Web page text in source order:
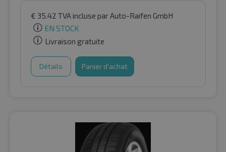
€ 35.42 TVA incluse par Auto-Raifen GmbH
EN STOCK
Livraison gratuite
Détails Panier d'achat